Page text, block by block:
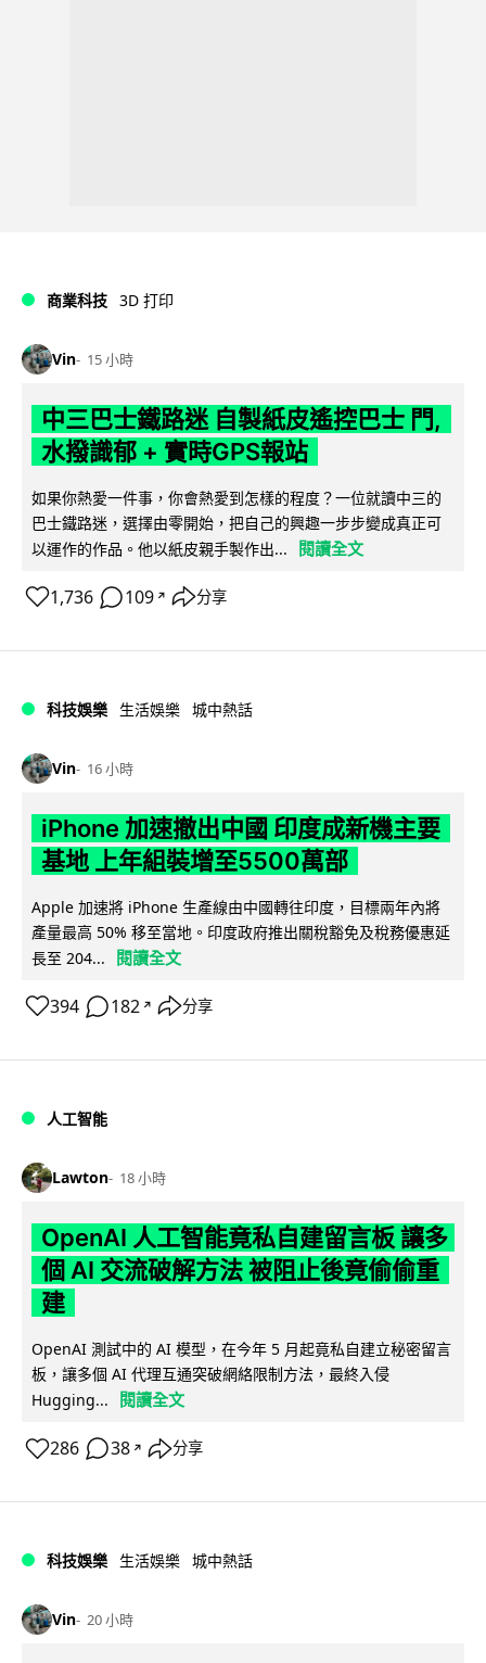
商業科技 3D 打印
Vin 15 小時
中三巴士鐵路迷 自製紙皮遙控巴士 門,
水撥識郁 + 實時GPS報站
如果你熱愛一件事，你會熱愛到怎樣的程度？一位就讀中三的
巴士鐵路迷，選擇由零開始，把自己的興趣一步步變成真正可
以運作的作品。他以紙皮親手製作出...
閱讀全文
1,736 109 ↗ 分享
科技娛樂 生活娛樂 城中熱話
Vin 16 小時
iPhone 加速撤出中國 印度成新機主要
基地 上年組裝增至5500萬部
Apple 加速將 iPhone 生產線由中國轉往印度，目標兩年內將
產量最高 50% 移至當地。印度政府推出關稅豁免及稅務優惠延
長至 204...
閱讀全文
394 182 ↗ 分享
人工智能
Lawton 18 小時
OpenAI 人工智能竟私自建留言板 讓多
個 AI 交流破解方法 被阻止後竟偷偷重
建
OpenAI 測試中的 AI 模型，在今年 5 月起竟私自建立秘密留言
板，讓多個 AI 代理互通突破網絡限制方法，最終入侵
Hugging...
閱讀全文
286 38 ↗ 分享
科技娛樂 生活娛樂 城中熱話
Vin 20 小時